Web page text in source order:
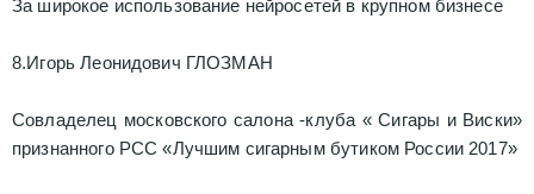
За широкое использование нейросетей в крупном бизнесе
8.Игорь Леонидович ГЛОЗМАН
Совладелец московского салона -клуба « Сигары и Виски»
признанного РСС «Лучшим сигарным бутиком России 2017»